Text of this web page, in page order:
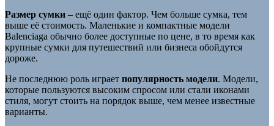
Размер сумки – ещё один фактор. Чем больше сумка, тем
выше её стоимость. Маленькие и компактные модели
Balenciaga обычно более доступные по цене, в то время как
крупные сумки для путешествий или бизнеса обойдутся
дороже.
Не последнюю роль играет популярность модели. Модели,
которые пользуются высоким спросом или стали иконами
стиля, могут стоить на порядок выше, чем менее известные
варианты.